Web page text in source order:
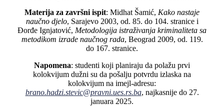
Materija za završni ispit: Midhat Šamić, Kako nastaje
naučno djelo, Sarajevo 2003, od. 85. do 104. stranice i
Đorđe Ignjatović, Metodologija istraživanja kriminaliteta sa
metodikom izrade naučnog rada, Beograd 2009, od. 119.
do 167. stranice.
Napomena: studenti koji planiraju da polažu prvi
kolokvijum dužni su da pošalju potvrdu izlaska na
kolokvijum na imejl-adresu:
brano.hadzi.stevic@pravni.ues.rs.ba, najkasnije do 27.
januara 2025.